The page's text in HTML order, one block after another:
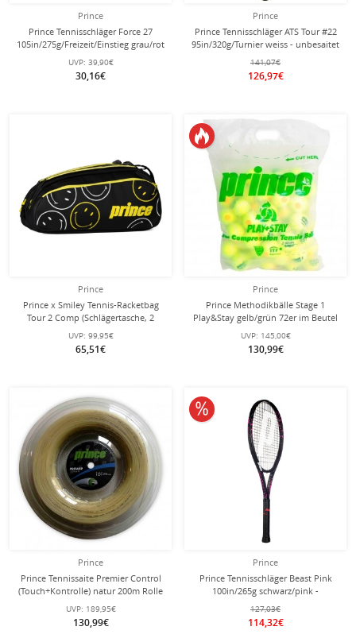
Prince
Prince Tennisschläger Force 27
105in/275g/Freizeit/Einstieg grau/rot
UVP: 39,90€
30,16€
Prince
Prince Tennisschläger ATS Tour #22
95in/320g/Turnier weiss - unbesaitet
141,07€
126,97€
Prince
Prince x Smiley Tennis-Racketbag
Tour 2 Comp (Schlägertasche, 2
schwarz 6er
UVP: 99,95€
65,51€
Prince
Prince Methodikbälle Stage 1
Play&Stay gelb/grün 72er im Beutel
UVP: 145,00€
130,99€
Prince
Prince Tennissaite Premier Control
(Touch+Kontrolle) natur 200m Rolle
UVP: 189,95€
130,99€
Prince
Prince Tennisschläger Beast Pink
100in/265g schwarz/pink -
127,03€
114,32€
10% reduziert